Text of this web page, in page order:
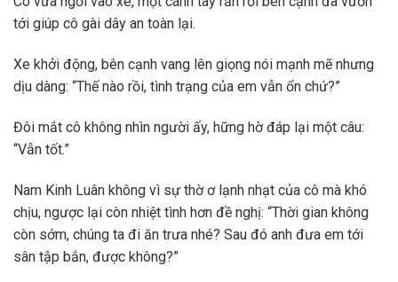
tới giúp cô gài dây an toàn lại.
Xe khởi động, bên cạnh vang lên giọng nói mạnh mẽ nhưng
dịu dàng: “Thế nào rồi, tình trạng của em vẫn ổn chứ?”
Đôi mắt cô không nhìn người ấy, hững hờ đáp lại một câu:
“Vẫn tốt.”
Nam Kinh Luân không vì sự thờ ơ lạnh nhạt của cô mà khó
chịu, ngược lại còn nhiệt tình hơn đề nghị: “Thời gian không
còn sớm, chúng ta đi ăn trưa nhé? Sau đó anh đưa em tới
sân tập bắn, được không?”